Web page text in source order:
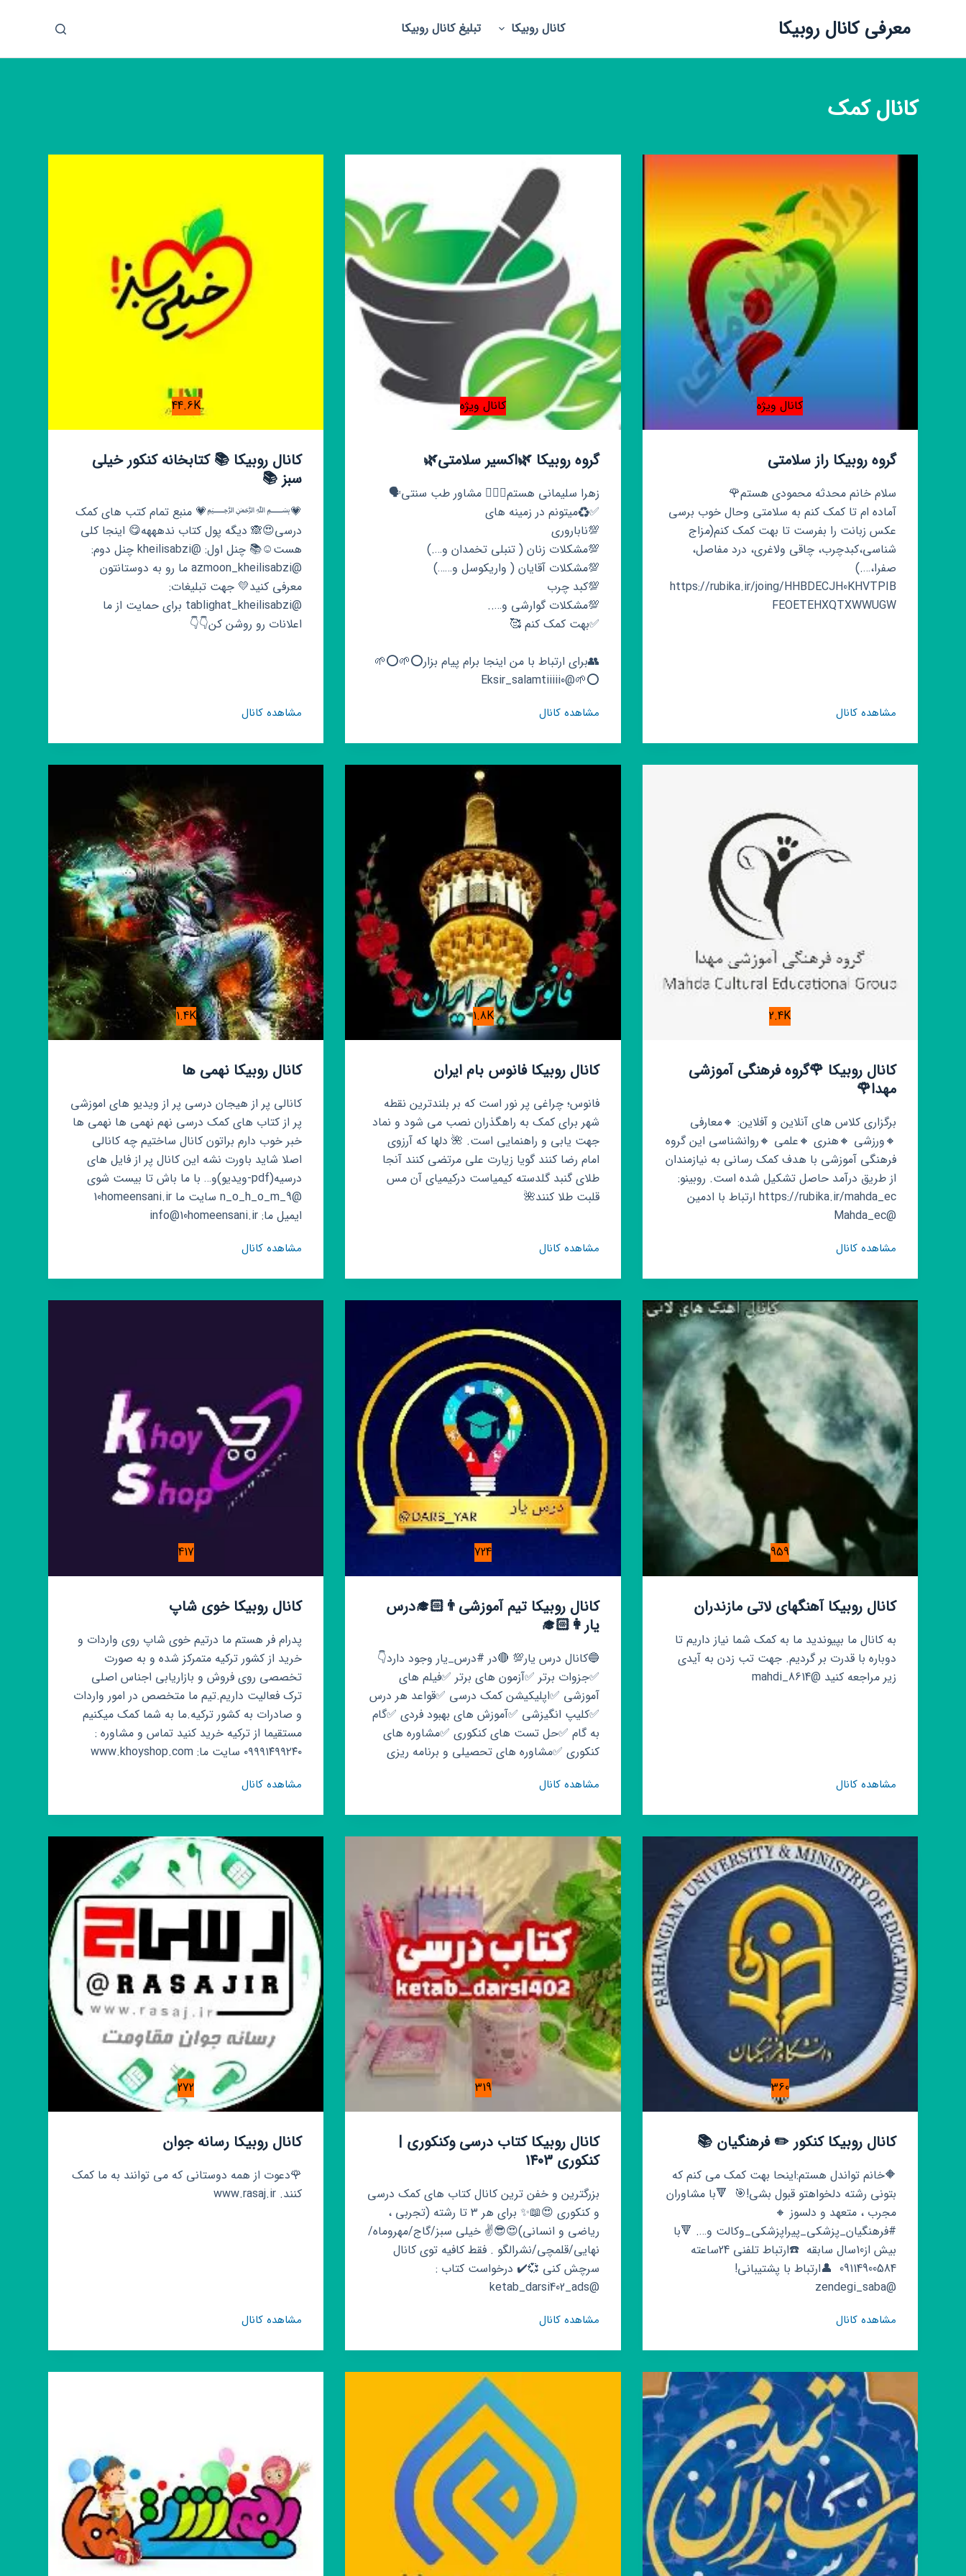
ش
معرفی کانال روبیکا کانال روبیکا تبلیغ کانال روبیکا
کانالکمک
کانال ویژه
گروه روبیکا راز سلامتی
سلام خانم محدثه محمودی هستم🌹
آماده ام تا کمک کنم به سلامتی وحال خوب برسی
عکس زبانت را بفرست تا بهت کمک کنم(مزاج
شناسی،کبدچرب، چاقی ولاغری، درد مفاصل،
صفرا،….)
https://rubika.ir/joing/HHBDECJH0KHVTPIB
FEOETEHXQTXWWUGW
مشاهده کانالگروه
راز
سلامتی
کانال ویژه
گروه روبیکا 🌿اکسیر سلامتی🌿
زهرا سلیمانی هستم🙋🏻‍♀️ مشاور طب سنتی🗣️
✅♻️میتونم در زمینه های
💯ناباروری
💯مشکلات زنان ( تنبلی تخمدان و….)
💯مشکلات آقایان ( واریکوسل و……)
💯کبد چرب
💯مشکلات گوارشی و…..
✅بهت کمک کنم 🥰
👥برای ارتباط با من اینجا برام پیام بزار⭕🌱⭕🌱
⭕🌱@Eksir_salamtiiiii0
مشاهده کانالگروه
🌿
اکسیر
44.6K
کانال روبیکا 📚 کتابخانه کنکور خیلی
سبز 📚
💗﷽💗 منبع تمام کتب های کمک
درسی😍🙈 دیگه پول کتاب ندهههه😋 اینجا کلی
هست☺️📚 چنل اول: @kheilisabzi چنل دوم:
@azmoon_kheilisabzi ما رو به دوستانتون
معرفی کنید💛 جهت تبلیغات:
@tablighat_kheilisabzi برای حمایت از ما
اعلانات رو روشن کن👇👇
مشاهده کانالکانال
📚
کتابخانه
سبز
📚
2.4K
کانال روبیکا 🌹گروه فرهنگی آموزشی
مهدا🌹
برگزاری کلاس های آنلاین و آفلاین: 🔸معارفی
🔸ورزشی 🔸هنری 🔸علمی 🔸روانشناسی این گروه
فرهنگی آموزشی با هدف کمک رسانی به نیازمندان
از طریق درآمد حاصل تشکیل شده است. روبینو:
https://rubika.ir/mahda_ec ارتباط با ادمین
@Mahda_ec
مشاهده کانالکانال
🌹
گروه
فرهنگی
آموزشی
مهدا
🌹
1.8K
کانال روبیکا فانوس بام ایران
فانوس؛ چراغی پر نور است که بر بلندترین نقطه
شهر برای کمک به راهگذران نصب می شود و نماد
جهت یابی و راهنمایی است. 🌺 دلها که آرزوی
امام رضا کنند گویا زیارت علی مرتضی کنند آنجا
طلای گنبد گلدسته کیمیاست درکیمیای آن مس
قلبت طلا کنند🌺
مشاهده کانالکانال
فانوس
بام
1.4K
کانال روبیکا نهمی ها
کانالی پر از هیجان درسی پر از ویدیو های اموزشی
پر از کتاب های کمک درسی نهم نهمی ها نهمی ها
خبر خوب دارم براتون کانال ساختیم چه کانالی
اصلا شاید باورت نشه این کانال پر از فایل های
درسیه(pdf-ویدیو)و… با ما باش تا بیست شوی
@n_o_h_o_m_9 سایت ما 10homeensani.ir
ایمیل ما: info@10homeensani.ir
مشاهده کانالکانال
نهمی
ها
959
کانال روبیکا آهنگهای لاتی مازندران
به کانال ما بپیوندید ما به کمک شما نیاز داریم تا
دوباره با قدرت بر گردیم. جهت تب زدن به آیدی
زیر مراجعه کنید @mahdi_8614
مشاهده کانالکانال
آهنگهای
لاتی
مازندران
724
کانال روبیکا تیم آموزشی👨🏻‍🎓درس
یار👩🏻‍🎓
🔵کانال درس یار💯 🔴در #درس_یار وجود دارد👇
✅جزوات برتر ✅آزمون های برتر ✅فیلم های
آموزشی ✅اپلیکیشن کمک درسی ✅قواعد هر درس
✅کلیپ انگیزشی ✅آموزش های بهبود فردی ✅گام
به گام ✅حل تست های کنکوری ✅مشاوره های
کنکوری ✅مشاوره های تحصیلی و برنامه ریزی
مشاهده کانالکانال
تیم
آموزشی
یار
👩🏻‍🎓
417
کانال روبیکا خوی شاپ
پدرام فر هستم ما درتیم خوی شاپ روی واردات و
خرید از کشور ترکیه متمرکز شده و به صورت
تخصصی روی فروش و بازاریابی اجناس اصلی
ترک فعالیت داریم.تیم ما متخصص در امور واردات
و صادرات به کشور ترکیه.ما به شما کمک میکنیم
مستقیما از ترکیه خرید کنید تماس و مشاوره :
۰۹۹۹۱۴۹۹۲۴۰ سایت ما: www.khoyshop.com
مشاهده کانالکانال
خوی
شاپ
360
کانال روبیکا کنکور ✏️ فرهنگیان 📚
🔶خانم تواندل هستم:اینحا بهت کمک می کنم که
بتونی ‌رشته دلخواهتو قبول بشی!🎯 ‌ 🔻با مشاوران
مجرب ، متعهد و دلسوز 🔸
#فرهنگیان_پزشکی_پیراپزشکی_وکالت و…. 🔻با
بیش از10سال سابقه ‌ ☎️ارتباط تلفنی 24ساعته
09114900584 ‌ 👤ارتباط با پشتیبانی!
@zendegi_saba
مشاهده کانالکانال
کنکور
✏️
فرهنگیان
📚
319
کانال روبیکا کتاب درسی وکنکوری |
کنکوری 1403
بزرگترین و خفن ترین کانال کتاب های کمک درسی
و کنکوری 😍📖✨️ برای هر ۳ تا رشته (تجربی ،
ریاضی و انسانی)😍😎✌️ خیلی سبز/گاج/مهروماه/
نهایی/قلمچی/نشرالگو . فقط کافیه توی کانال
سرچش کنی 💞✔️ درخواست کتاب :
@ketab_darsi402_ads
مشاهده کانالکانال
کتاب
درسی
وکنکوری
کنکوری
1403
272
کانال روبیکا رسانه جوان
🌹دعوت از همه دوستانی که می توانند به ما کمک
کنند. www.rasaj.ir
مشاهده کانالکانال
رسانه
جوان